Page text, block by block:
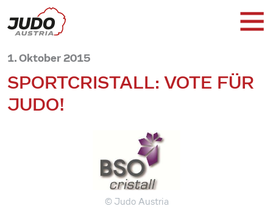
1. Oktober 2015
SPORTCRISTALL: VOTE FÜR
JUDO!
© Judo Austria